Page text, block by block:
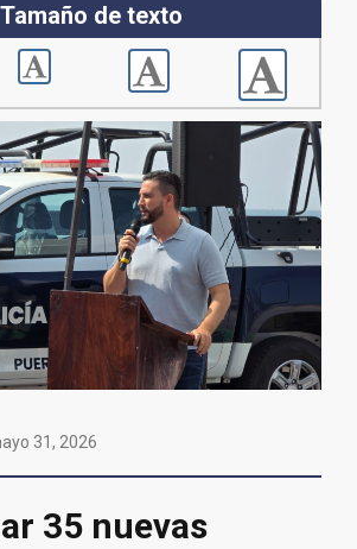
Tamaño de texto
31, 2026
35 nuevas